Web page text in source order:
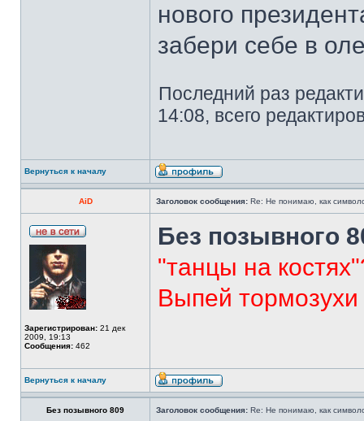
нового
забери себе в
Последний раз
14:08, всего
Вернуться к началу
AiD Заголовок сообщения: Re: Не понимаю, как
Зарегистрирован: 21 дек
2009, 19:13
Сообщения: 462
Без позывного
"танцы на
Выпей тормозухи
Вернуться к началу
Без позывного 809 Заголовок сообщения: Re: Не понимаю, как